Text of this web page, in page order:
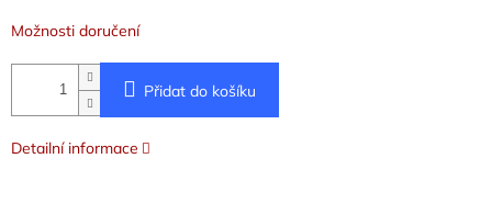
Možnosti doručení
Přidat do košíku
Detailní informace